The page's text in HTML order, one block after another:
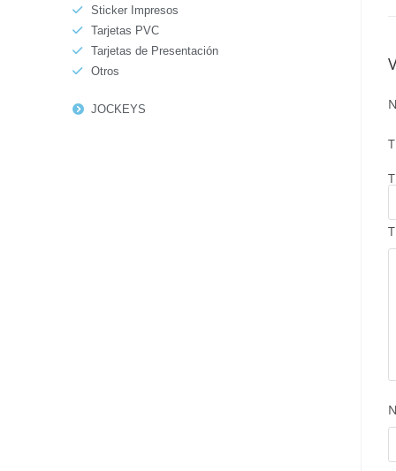
Sticker Impresos
Tarjetas PVC
Tarjetas de Presentación
Otros
JOCKEYS